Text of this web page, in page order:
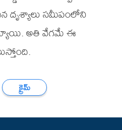
దృశ్యాలు సమీపంలోని
అతి వేగమే ఈ
క్రైమ్